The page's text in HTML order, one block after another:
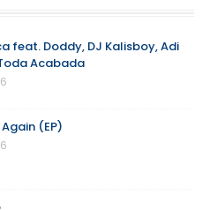
feat. Doddy, DJ Kalisboy, Adi
Acabada
(EP)